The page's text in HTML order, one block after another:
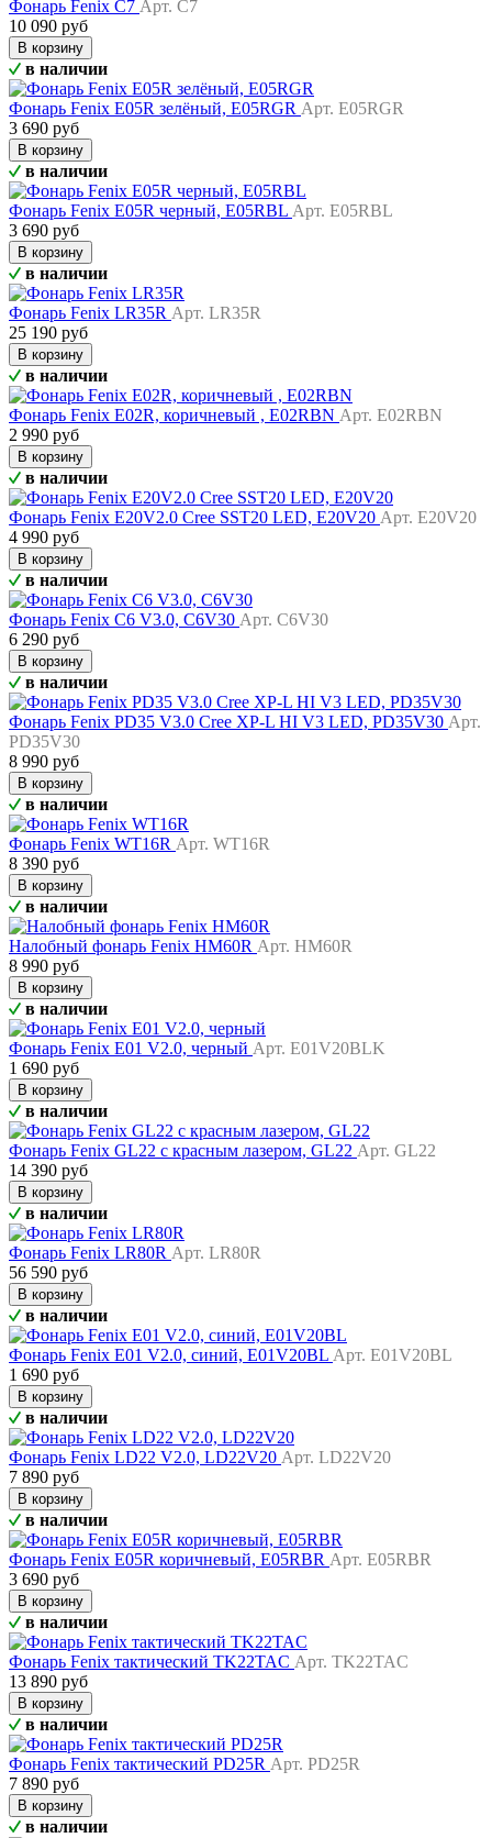
Фонарь Fenix C7 Арт. C7
10 090 руб
В корзину
в наличии
Фонарь Fenix E05R зелёный, E05RGR Арт. E05RGR
3 690 руб
В корзину
в наличии
Фонарь Fenix E05R черный, E05RBL Арт. E05RBL
3 690 руб
В корзину
в наличии
Фонарь Fenix LR35R Арт. LR35R
25 190 руб
В корзину
в наличии
Фонарь Fenix E02R, коричневый , E02RBN Арт. E02RBN
2 990 руб
В корзину
в наличии
Фонарь Fenix E20V2.0 Cree SST20 LED, E20V20 Арт. E20V20
4 990 руб
В корзину
в наличии
Фонарь Fenix C6 V3.0, C6V30 Арт. C6V30
6 290 руб
В корзину
в наличии
Фонарь Fenix PD35 V3.0 Cree XP-L HI V3 LED, PD35V30 Арт.
PD35V30
8 990 руб
В корзину
в наличии
Фонарь Fenix WT16R Арт. WT16R
8 390 руб
В корзину
в наличии
Налобный фонарь Fenix HM60R Арт. HM60R
8 990 руб
В корзину
в наличии
Фонарь Fenix E01 V2.0, черный Арт. E01V20BLK
1 690 руб
В корзину
в наличии
Фонарь Fenix GL22 c красным лазером, GL22 Арт. GL22
14 390 руб
В корзину
в наличии
Фонарь Fenix LR80R Арт. LR80R
56 590 руб
В корзину
в наличии
Фонарь Fenix E01 V2.0, синий, E01V20BL Арт. E01V20BL
1 690 руб
В корзину
в наличии
Фонарь Fenix LD22 V2.0, LD22V20 Арт. LD22V20
7 890 руб
В корзину
в наличии
Фонарь Fenix E05R коричневый, E05RBR Арт. E05RBR
3 690 руб
В корзину
в наличии
Фонарь Fenix тактический TK22TAC Арт. TK22TAC
13 890 руб
В корзину
в наличии
Фонарь Fenix тактический PD25R Арт. PD25R
7 890 руб
В корзину
в наличии